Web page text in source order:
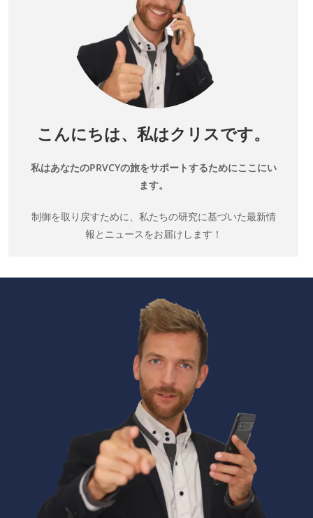
こんにちは、私はクリスです。
私はあなたのPRVCYの旅をサポートするためにここにい
ます。
制御を取り戻すために、私たちの研究に基づいた最新情
報とニュースをお届けします！